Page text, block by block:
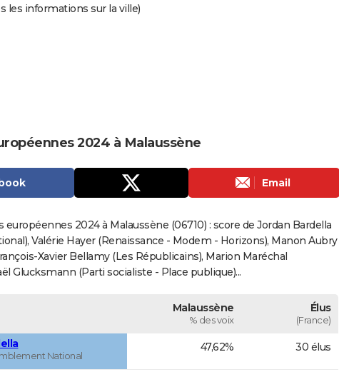
les informations sur la ville)
2024 à Malaussène
Email
2024 à Malaussène (06710) : score de Jordan Bardella
Valérie Hayer (Renaissance - Modem - Horizons), Manon Aubry
Xavier Bellamy (Les Républicains), Marion Maréchal
Glucksmann (Parti socialiste - Place publique)...
Malaussène
% des voix
Élus
(France)
National
47,62% 30 élus